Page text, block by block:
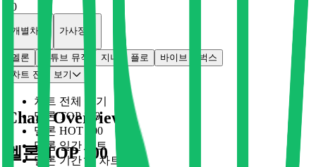
0
개별차트 가사정보
멜론 유튜브 뮤직 지니 플로 바이브
벅스
차트 전체 보기
차트 전체 보기
멜론 TOP 100
멜론 HOT 100
멜론 일간 차트
멜론 기간 별 차트
Chart Overview
멜론 TOP 100